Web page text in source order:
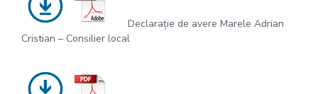
Declarație de avere Marele Adrian
Cristian – Consilier local